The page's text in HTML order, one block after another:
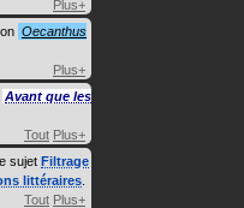
Plus+
Oecanthus
Plus+
Avant que les
Tout Plus+
sujet Filtrage
littéraires
Tout Plus+